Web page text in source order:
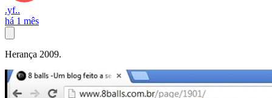
.yf..
há 1 mês
Herança 2009.